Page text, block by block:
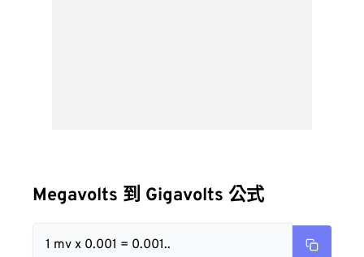
Megavolts 到 Gigavolts 公式
1 mv x 0.001 = 0.001..